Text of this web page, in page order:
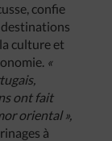
confie
destinations
culture et
«
ont fait
oriental »,
à